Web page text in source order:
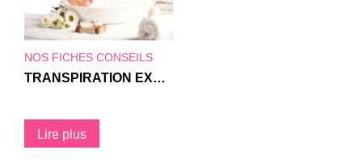
NOS FICHES CONSEILS
TRANSPIRATION EXCESSIVE DU PIED : COMMENT LUTTER CONTRE ?
Lire plus